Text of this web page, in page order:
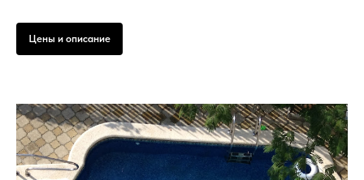
Цены и описание